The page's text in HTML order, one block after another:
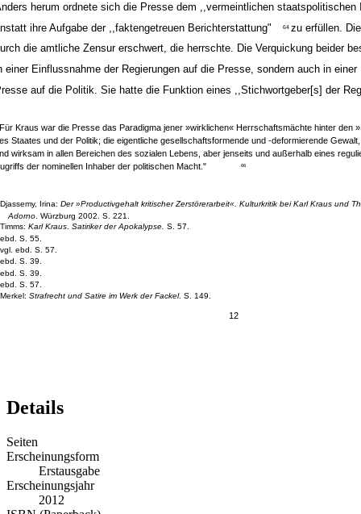
12
herum ordnete sich die Presse dem ,,vermeintlichen staatspolitischen
ihre Aufgabe der ,,faktengetreuen Berichterstattung"
64 zu erfüllen.
die amtliche Zensur erschwert, die herrschte. Die Verquickung beider
einer Einflussnahme der Regierungen auf die Presse, sondern auch in
auf die Politik. Sie hatte die Funktion eines ,,Stichwortgeber[s] der
Kraus war die Presse das Paradigma jener »wirklichen« Herrschaftsmächte hinter den
Staates und der Politik; die eigentliche gesellschaftsformende und -deformierende
wirksam in allen Bereichen des sozialen Lebens, aber jenseits und außerhalb eines
der nominellen Inhaber der politischen Macht."
66
Djassemy, Irina:Der »Productivgehalt kritischer Zerstörerarbeit«. Kulturkritik bei Karl Kraus und
Adorno. Würzburg 2002. S. 221.
Timms:Karl Kraus.Satiriker der Apokalypse.S. 57.
ebd. S. 55.
vgl. ebd. S. 57.
ebd. S. 39.
ebd. S. 39.
ebd. S. 57.
Merkel:Strafrecht und Satire im Werk der Fackel. S. 149.
Details
Seiten
Erscheinungsform
Erstausgabe
Erscheinungsjahr
2012